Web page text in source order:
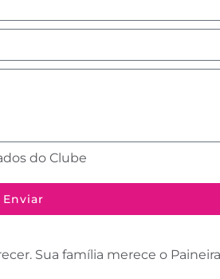
do Clube
Enviar
Sua família merece o